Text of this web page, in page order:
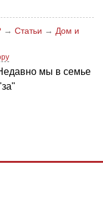
→ Статьи → Дом и
мы в семье